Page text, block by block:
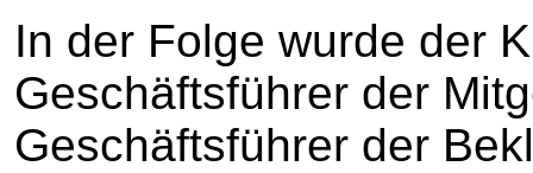
In der Folge wurde der
Geschäftsführer der
Geschäftsführer der